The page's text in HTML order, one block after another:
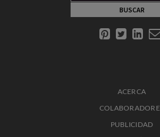
ACERCA
PUBLICIDAD